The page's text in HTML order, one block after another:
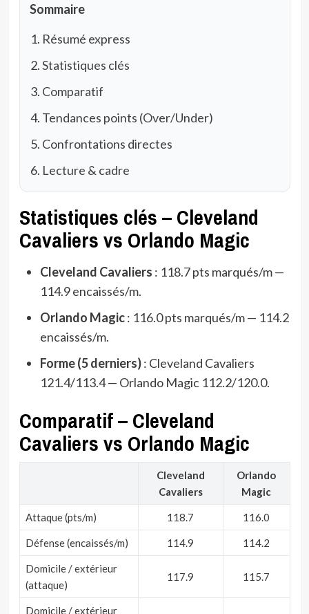
Sommaire
Résumé express
Statistiques clés
Comparatif
Tendances points (Over/Under)
Confrontations directes
Lecture & cadre
Statistiques clés – Cleveland
Cavaliers vs Orlando Magic
Cleveland Cavaliers : 118.7 pts marqués/m —
114.9 encaissés/m.
Orlando Magic: 116.0 pts marqués/m — 114.2
encaissés/m.
Forme (5 derniers): Cleveland Cavaliers
121.4/113.4 — Orlando Magic 112.2/120.0.
Comparatif – Cleveland
Cavaliers vs Orlando Magic
Cleveland
Cavaliers
Orlando
Magic
Attaque (pts/m) 118.7 116.0
Défense (encaissés/m) 114.9 114.2
Domicile / extérieur
(attaque)
117.9 115.7
Domicile / extérieur